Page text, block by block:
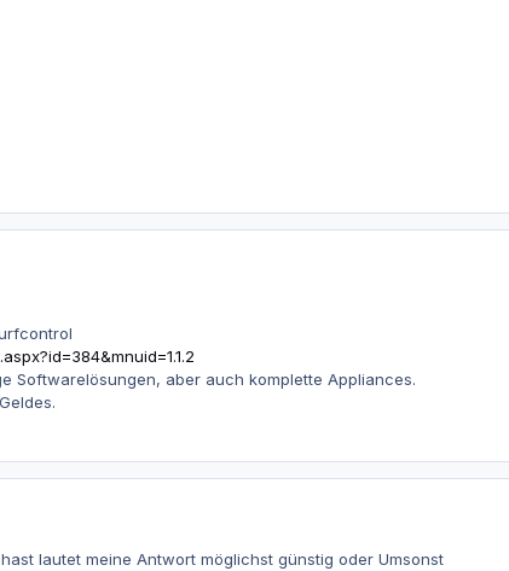
Softwarelösungen, aber auch komplette Appliances.
lautet meine Antwort möglichst günstig oder Umsonst